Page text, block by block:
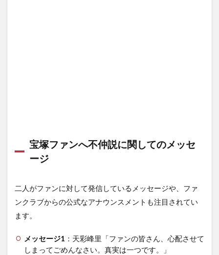
宝塚ファンへ不仲説に関してのメッセ
ージ
二人がファンに対して発信しているメッセージや、ファ
ンクラブからの公式なアナウンスメントも注目されてい
ます。
メッセージ1 ：天彩峰里「ファンの皆さん、心配させて
しまってごめんなさい。真実は一つです。」